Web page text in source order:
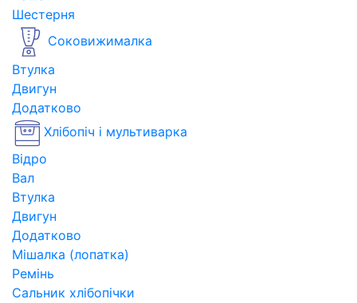
Шестерня
Соковижималка
Втулка
Двигун
Додатково
Хлібопіч і мультиварка
Відро
Вал
Втулка
Двигун
Додатково
Мішалка (лопатка)
Ремінь
Сальник хлібопічки